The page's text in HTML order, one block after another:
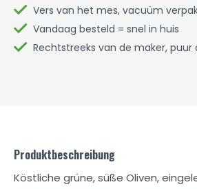
Vers van het mes, vacuüm
Vandaag besteld = snel in huis
Rechtstreeks van de maker,
Produktbeschreibung
Köstliche grüne, süße Oliven,